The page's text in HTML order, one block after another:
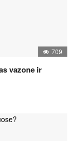
709
vazone ir